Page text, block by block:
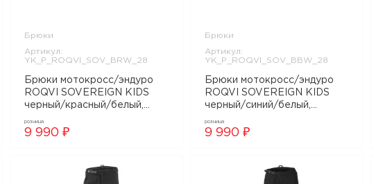
Брюки
Артикул:
YK_P_ROQVI_SOV_BRW_28
Брюки мотокросс/эндуро
ROQVI SOVEREIGN KIDS
черный/красный/белый,
розница
9 990 ₽
Брюки
Артикул:
YK_P_ROQVI_SOV_BBW_28
Брюки мотокросс/эндуро
ROQVI SOVEREIGN KIDS
черный/синий/белый,
розница
9 990 ₽